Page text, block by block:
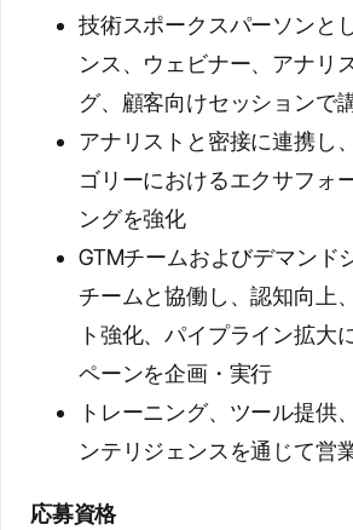
技術スポークスパーソンと
ンス、ウェビナー、アナリ
グ、顧客向けセッションで
アナリストと密接に連携し
ゴリーにおけるエクサフォ
ングを強化
GTMチームおよびデマンド
チームと協働し、認知向上
ト強化、パイプライン拡大
ペーンを企画・実行
トレーニング、ツール提供
ンテリジェンスを通じて営
応募資格